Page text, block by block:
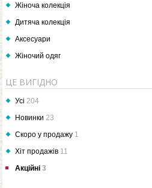
Жіноча колекція
Дитяча колекція
Аксесуари
Жіночий одяг
ЦЕ ВИГІДНО
Усі 204
Новинки 23
Скоро у продажу 1
Хіт продажів 11
Акційні 3